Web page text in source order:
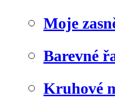
Moje
Barevné
Kruhové